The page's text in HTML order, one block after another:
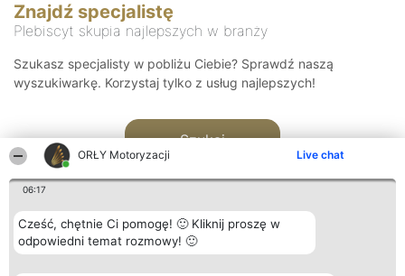
ORŁY Motoryzacji Live chat
06:17
Cześć, chętnie Ci pomogę! 🙂 Kliknij proszę w
odpowiedni temat rozmowy! 🙂
Znajdź specjalistę
Plebiscyt skupia najlepszych w branży
Szukasz specjalisty w pobliżu Ciebie? Sprawdź naszą
wyszukiwarkę. Korzystaj tylko z usług najlepszych!
Szukaj
Organizator plebiscytu Plebiscyt Kontakt